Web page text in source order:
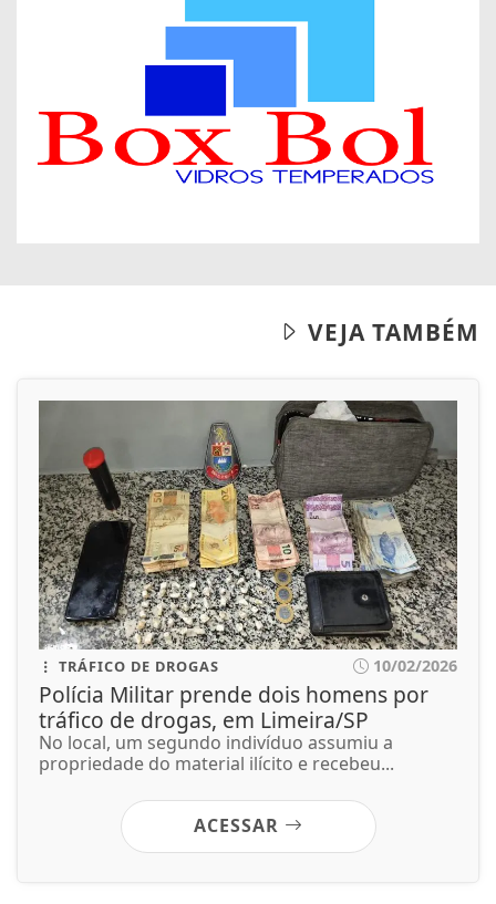
VEJA TAMBÉM
TRÁFICO DE DROGAS 10/02/2026
Polícia Militar prende dois homens por
tráfico de drogas, em Limeira/SP
No local, um segundo indivíduo assumiu a
propriedade do material ilícito e recebeu...
ACESSAR